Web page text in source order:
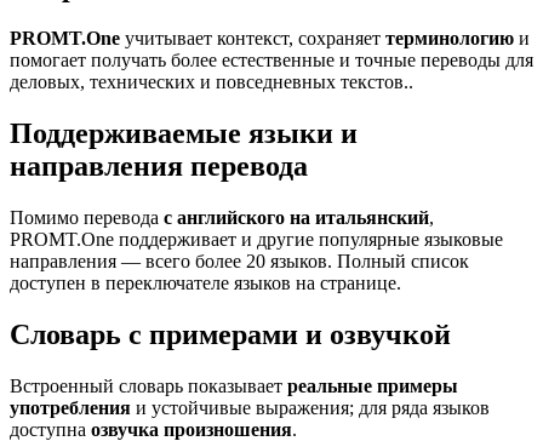
PROMT.One учитывает контекст, сохраняет терминологию и
помогает получать более естественные и точные переводы для
деловых, технических и повседневных текстов..
Поддерживаемые языки и
направления перевода
Помимо перевода с английского на итальянский,
PROMT.One поддерживает и другие популярные языковые
направления — всего более 20 языков. Полный список
доступен в переключателе языков на странице.
Словарь с примерами и озвучкой
Встроенный словарь показывает реальные примеры
употребления и устойчивые выражения; для ряда языков
доступна озвучка произношения.